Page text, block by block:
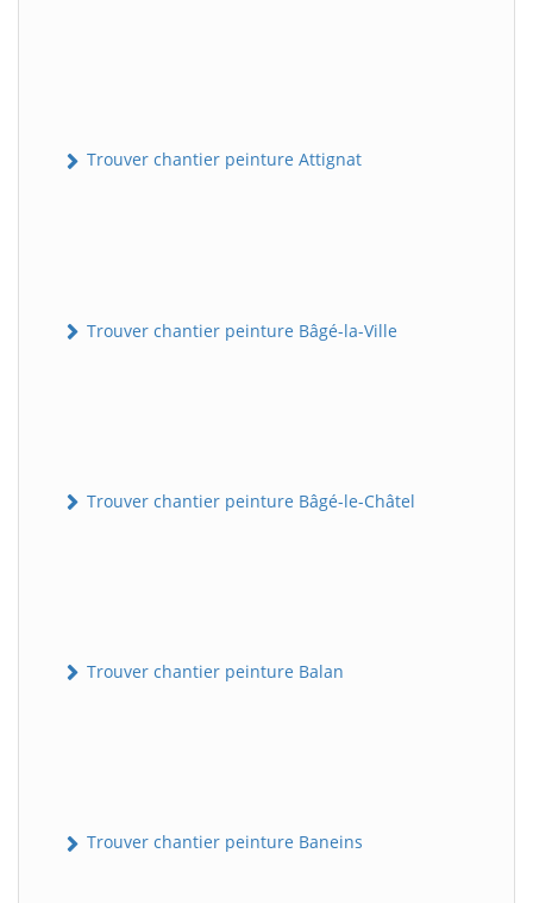
Trouver chantier peinture Attignat
Trouver chantier peinture Bâgé-la-Ville
Trouver chantier peinture Bâgé-le-Châtel
Trouver chantier peinture Balan
Trouver chantier peinture Baneins